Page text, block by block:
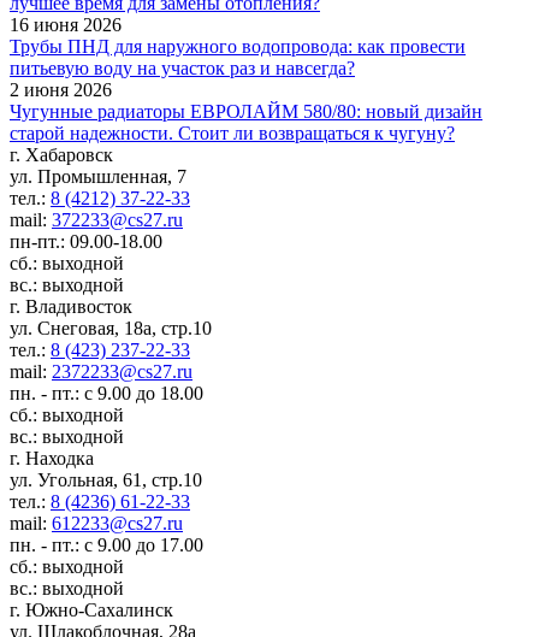
16 июня 2026
Трубы ПНД для наружного водопровода: как провести
питьевую воду на участок раз и навсегда?
2 июня 2026
Чугунные радиаторы ЕВРОЛАЙМ 580/80: новый дизайн
старой надежности. Стоит ли возвращаться к чугуну?
г. Хабаровск
ул. Промышленная, 7
тел.: 8 (4212) 37-22-33
mail: 372233@cs27.ru
пн-пт.: 09.00-18.00
сб.: выходной
вс.: выходной
г. Владивосток
ул. Снеговая, 18а, стр.10
тел.: 8 (423) 237-22-33
mail: 2372233@cs27.ru
пн. - пт.: с 9.00 до 18.00
сб.: выходной
вс.: выходной
г. Находка
ул. Угольная, 61, стр.10
тел.: 8 (4236) 61-22-33
mail: 612233@cs27.ru
пн. - пт.: с 9.00 до 17.00
сб.: выходной
вс.: выходной
г. Южно-Сахалинск
ул. Шлакоблочная, 28а